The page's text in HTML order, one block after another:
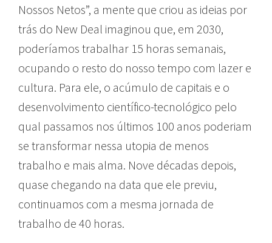
Nossos Netos”, a mente que criou as ideias por
trás do New Deal imaginou que, em 2030,
poderíamos trabalhar 15 horas semanais,
ocupando o resto do nosso tempo com lazer e
cultura. Para ele, o acúmulo de capitais e o
desenvolvimento científico-tecnológico pelo
qual passamos nos últimos 100 anos poderiam
se transformar nessa utopia de menos
trabalho e mais alma. Nove décadas depois,
quase chegando na data que ele previu,
continuamos com a mesma jornada de
trabalho de 40 horas.